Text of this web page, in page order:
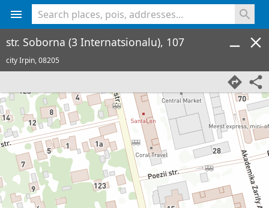
str. Soborna (3 Internatsionalu), 107
city Irpin,08205
<% console.log(hcard) %>